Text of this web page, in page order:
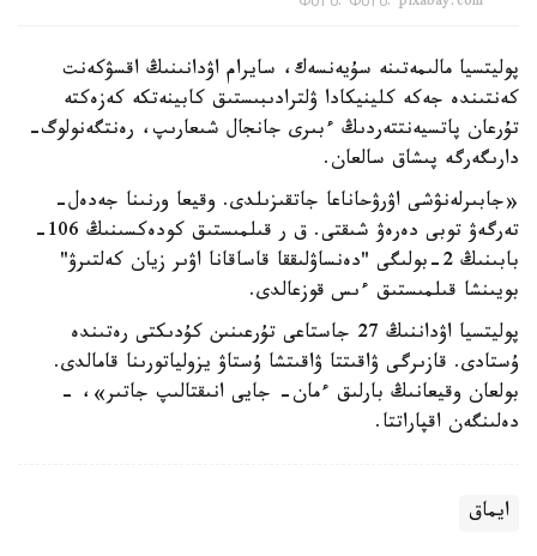
پوليتسيا مالىمەتىنە سۇيەنسەك، سايرام اۋدانىنىڭ اقسۋكەنت
كەنتىندە جەكە كلينيكادا ۋلترادىبىستىق كابينەتكە كەزەكتە
تۇرعان پاتسيەنتتەردىڭ ءبىرى جانجال شىعارىپ، رەنتگەنولوگ-
دارىگەرگە پىشاق سالعان.
«جابىرلەنۋشى اۋرۋحاناعا جاتقىزىلدى. وقيعا ورنىنا جەدەل-
تەرگەۋ توبى دەرەۋ شىقتى. ق ر قىلمىستىق كودەكسىنىڭ 106-
بابىنىڭ 2-بولىگى "دەنساۋلىققا قاساقانا اۋىر زيان كەلتىرۋ"
بويىنشا قىلمىستىق ءىس قوزعالدى.
پوليتسيا اۋداننىڭ 27 جاستاعى تۇرعىنىن كۇدىكتى رەتىندە
ۇستادى. قازىرگى ۋاقىتتا ۋاقىتشا ۇستاۋ يزولياتورىنا قامالدى.
بولعان وقيعانىڭ بارلىق ءمان- جايى انىقتالىپ جاتىر»، -
دەلىنگەن اقپاراتتا.
ايماق